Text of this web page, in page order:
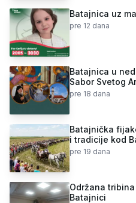
Batajnica uz
pre 12 dana
Batajnica u
Sabor Svetog
pre 18 dana
Batajnička
i tradicije kod
pre 19 dana
Održana
Batajnici